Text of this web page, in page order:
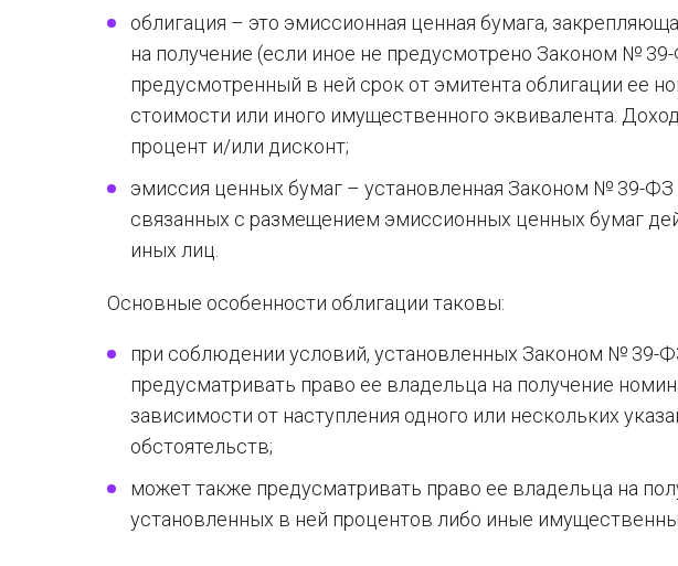
облигация – это эмиссионная ценная бумага,
на получение (если иное не предусмотрено Законом №
предусмотренный в ней срок от эмитента облигации ее
стоимости или иного имущественного эквивалента.
процент и/или дисконт;
эмиссия ценных бумаг – установленная Законом № 39-ФЗ
связанных с размещением эмиссионных ценных бумаг
иных лиц.
Основные особенности облигации таковы:
при соблюдении условий, установленных Законом № 39-
предусматривать право ее владельца на получение
зависимости от наступления одного или нескольких
обстоятельств;
может также предусматривать право ее владельца на
установленных в ней процентов либо иные